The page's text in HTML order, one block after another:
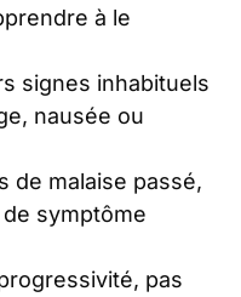
à le
signes inhabituels
nausée ou
de malaise passé,
symptôme
pas